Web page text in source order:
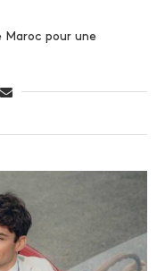
Maroc pour une